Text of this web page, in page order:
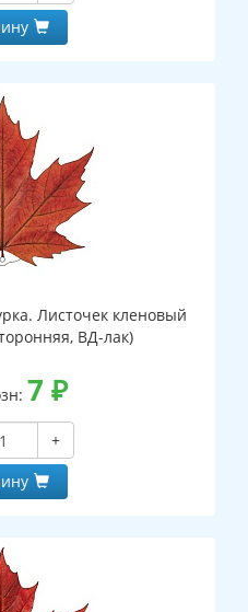
Листочек кленовый
ВД-лак)
7 ₽
+